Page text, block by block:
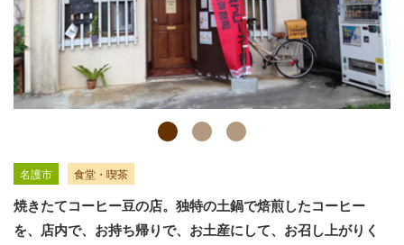
名護市 食堂・喫茶
焼きたてコーヒー豆の店。独特の土鍋で焙煎したコーヒー
を、店内で、お持ち帰りで、お土産にして、お召し上がりく